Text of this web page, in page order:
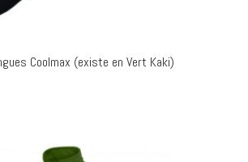
Coolmax (existe en Vert Kaki)